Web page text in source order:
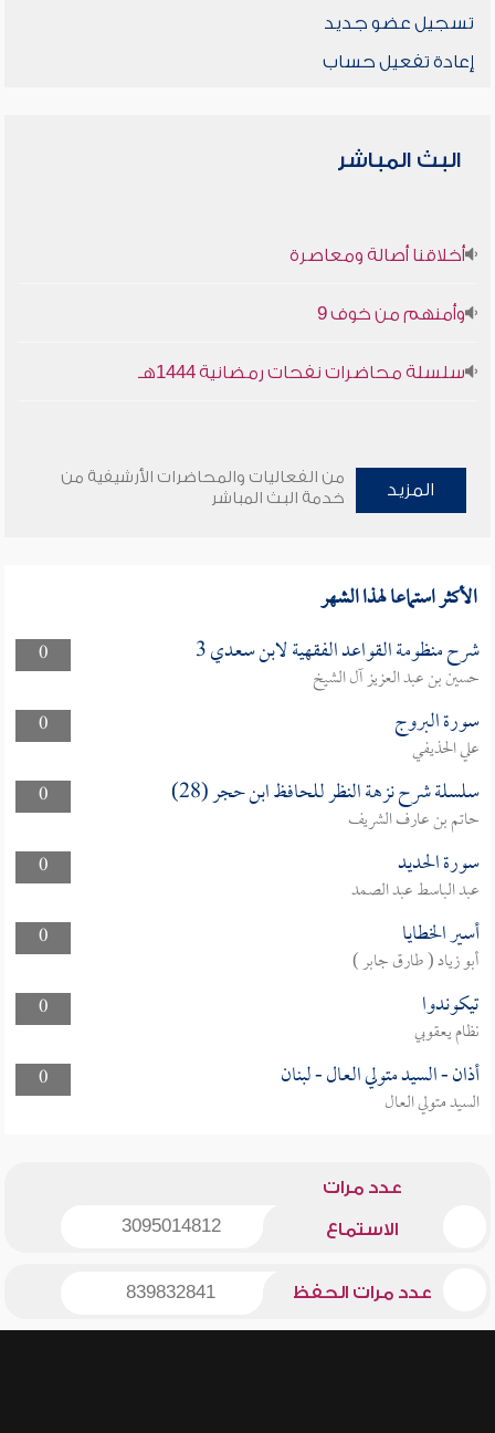
تسجيل عضو جديد
إعادة تفعيل حساب
البث المباشر
أخلاقنا أصالة ومعاصرة
وأمنهم من خوف 9
سلسلة محاضرات نفحات رمضانية 1444هـ
المزيد
من الفعاليات والمحاضرات الأرشيفية من
خدمة البث المباشر
الأكثر استماعا لهذا الشهر
0 شرح منظومة القواعد الفقهية لابن سعدي 3
حسين بن عبد العزيز آل الشيخ
0
سورة البروج
علي الحذيفي
0
سلسلة شرح نزهة النظر للحافظ ابن حجر (28)
حاتم بن عارف الشريف
0
سورة الحديد
عبد الباسط عبد الصمد
0
أسير الخطايا
أبو زياد ( طارق جابر )
0
تيكوندوا
نظام يعقوبي
0
أذان - السيد متولي العال - لبنان
السيد متولي العال
عدد مرات
الاستماع 3095014812
عدد مرات الحفظ 839832841